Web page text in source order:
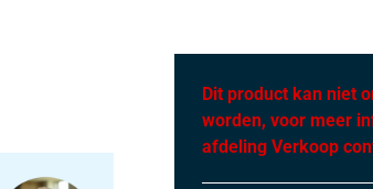
Dit product kan niet
worden, voor meer
afdeling Verkoop